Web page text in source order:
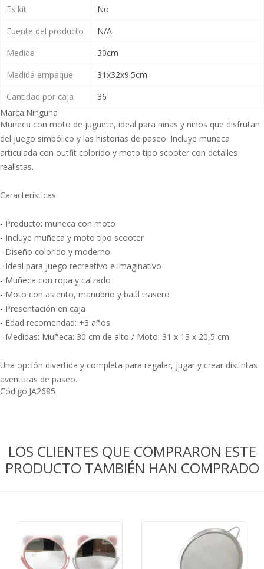
Es kit
No
Fuente del producto
N/A
Medida
30cm
Medida empaque
31x32x9.5cm
Cantidad por caja
36
Marca:Ninguna
Muñeca con moto de juguete, ideal para niñas y niños que disfrutan
del juego simbólico y las historias de paseo. Incluye muñeca
articulada con outfit colorido y moto tipo scooter con detalles
realistas.
Características:
- Producto: muñeca con moto
- Incluye muñeca y moto tipo scooter
- Diseño colorido y moderno
- Ideal para juego recreativo e imaginativo
- Muñeca con ropa y calzado
- Moto con asiento, manubrio y baúl trasero
- Presentación en caja
- Edad recomendad: +3 años
- Medidas: Muñeca: 30 cm de alto / Moto: 31 x 13 x 20,5 cm
Una opción divertida y completa para regalar, jugar y crear distintas
aventuras de paseo.
Código:JA2685
LOS CLIENTES QUE COMPRARON ESTE
PRODUCTO TAMBIÉN HAN COMPRADO